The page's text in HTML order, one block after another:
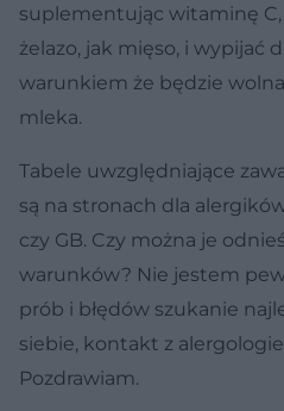
suplementując witaminę
żelazo, jak mięso, i wypijać
warunkiem że będzie
mleka.
Tabele uwzględniające
są na stronach dla
czy GB. Czy można je
warunków? Nie jestem
prób i błędów szukanie
siebie, kontakt z
Pozdrawiam.